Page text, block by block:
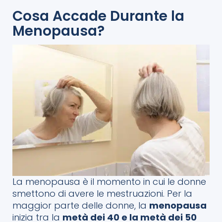
Cosa Accade Durante la
Menopausa?
La menopausa è il momento in cui le donne
smettono di avere le mestruazioni. Per la
maggior parte delle donne, la menopausa
inizia tra la metà dei 40 e la metà dei 50